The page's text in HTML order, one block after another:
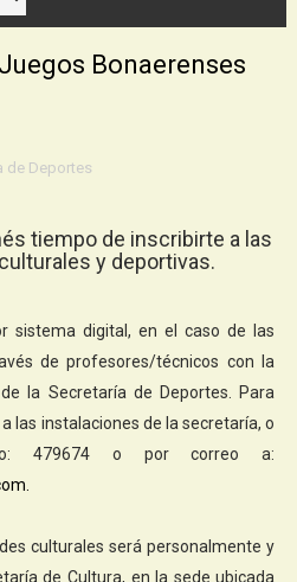
Bonaerenses
de Deportes
tiempo de inscribirte a las
y deportivas.
sistema digital, en el caso de las
de profesores/técnicos con la
la Secretaría de Deportes. Para
las instalaciones de la secretaría, o
479674 o por correo a:
culturales será personalmente y
de Cultura, en la sede ubicada